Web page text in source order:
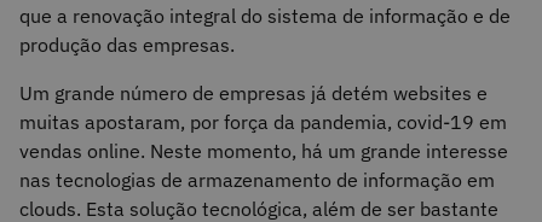
que a renovação integral do sistema de informação e de
produção das empresas.
Um grande número de empresas já detém websites e
muitas apostaram, por força da pandemia, covid-19 em
vendas online. Neste momento, há um grande interesse
nas tecnologias de armazenamento de informação em
clouds. Esta solução tecnológica, além de ser bastante